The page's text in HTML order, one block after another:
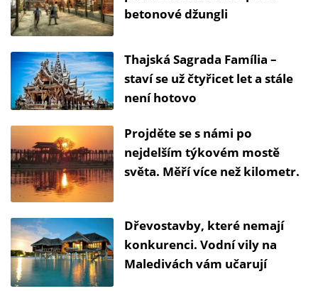
betonové džungli
Thajská Sagrada Família –
staví se už čtyřicet let a stále
není hotovo
Projděte se s námi po
nejdelším týkovém mostě
světa. Měří více než kilometr.
Dřevostavby, které nemají
konkurenci. Vodní vily na
Maledivách vám učarují